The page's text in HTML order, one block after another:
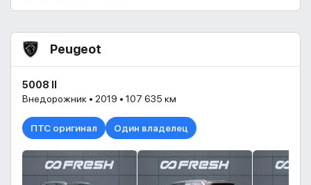
Peugeot
5008 II
Внедорожник • 2019 • 107 635 км
ПТС оригинал Один владелец